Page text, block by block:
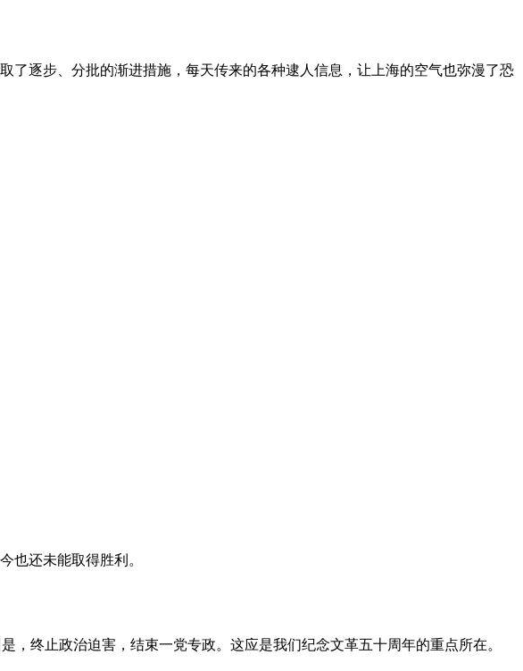
了逐步、分批的渐进措施，每天传来的各种逮人信息，让上海的空气也弥漫了恐
也还未能取得胜利。
终止政治迫害，结束一党专政。这应是我们纪念文革五十周年的重点所在。